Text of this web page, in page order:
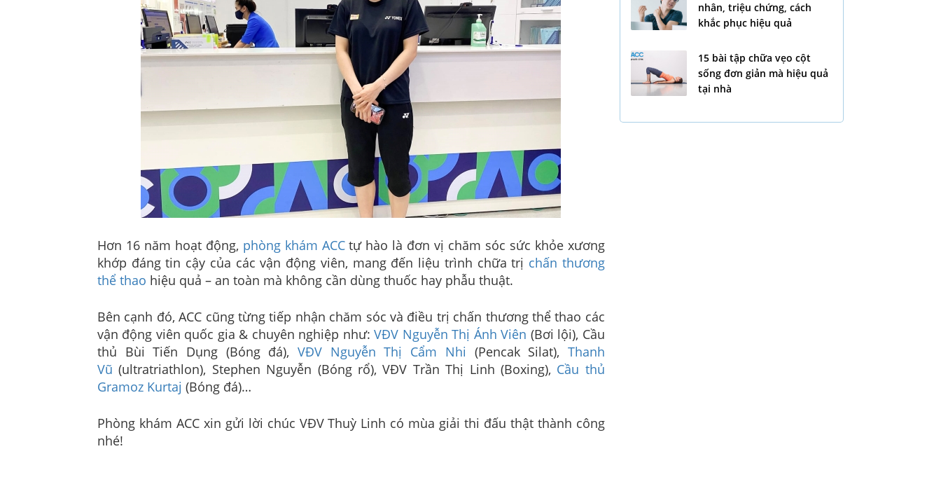
Hơn 16 năm hoạt động, phòng khám ACCtự hào là đơn vị chăm sóc sức khỏe xương
khớp đáng tin cậy của các vận động viên, mang đến liệu trình chữa trị chấn thương
thể thao hiệu quả – an toàn mà không cần dùng thuốc hay phẫu thuật.
Bên cạnh đó, ACC cũng từng tiếp nhận chăm sóc và điều trị chấn thương thể thao các
vận động viên quốc gia & chuyên nghiệp như:VĐV Nguyễn Thị Ánh Viên (Bơi lội), Cầu
thủ Bùi Tiến Dụng (Bóng đá),VĐV Nguyễn Thị Cẩm Nhi (Pencak Silat), Thanh
Vũ (ultratriathlon), Stephen Nguyễn (Bóng rổ), VĐV Trần Thị Linh (Boxing), Cầu thủ
Gramoz Kurtaj (Bóng đá)…
Phòng khám ACC xin gửi lời chúc VĐV Thuỳ Linh có mùa giải thi đấu thật thành công
nhé!
nhân, triệu chứng, cách
khắc phục hiệu quả
15 bài tập chữa vẹo cột
sống đơn giản mà hiệu quả
tại nhà